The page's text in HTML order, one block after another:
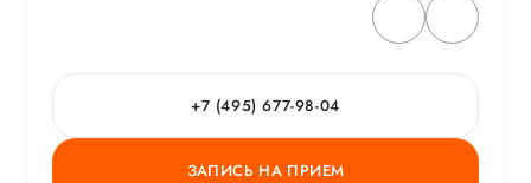
+7 (495) 677-98-04
ЗАПИСЬ НА ПРИЕМ